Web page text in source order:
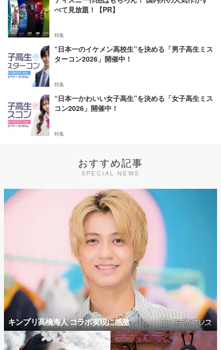
べて見放題！【PR】
特集
“日本一のイケメン高校生”を決める「男子高生ミス
ターコン2026」開催中！
特集
“日本一かわいい女子高生”を決める「女子高生ミス
コン2026」開催中！
特集
おすすめ記事
SPECIAL NEWS
キンプリ高橋海人 コラボ実現に感激